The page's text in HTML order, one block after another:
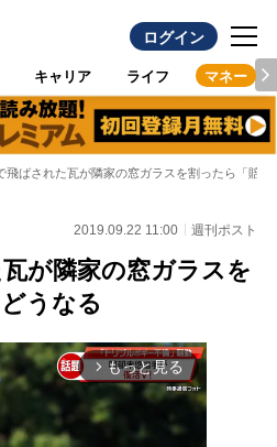
ログイン
キャリア ライフ マネー
飛ばされた瓦が隣家の窓ガラスを割ったら「賠償
2019.09.22 11:00 週刊ポスト
が隣家の窓ガラスを
うなる
arrow_forward_ios もっと見る